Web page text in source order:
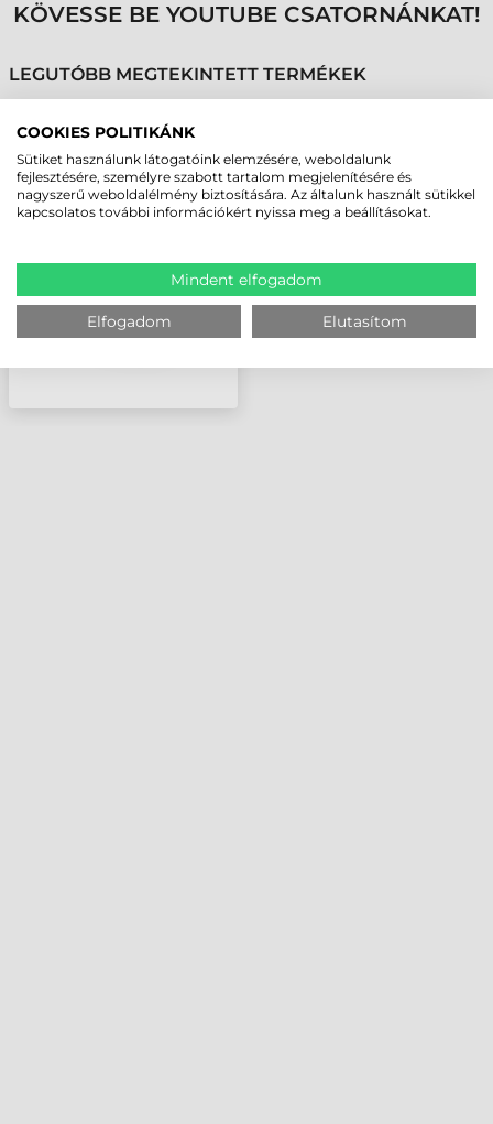
KÖVESSE BE YOUTUBE CSATORNÁNKAT!
LEGUTÓBB MEGTEKINTETT TERMÉKEK
DATALOGIC
KOMMUNIKÁCIÓS
DOKKOLÓ, TÖLTŐ,
ÁLLVÁNY, 910 MHZ,
WAND
COOKIES POLITIKÁNK
Sütiket használunk látogatóink elemzésére, weboldalunk
fejlesztésére, személyre szabott tartalom megjelenítésére és
nagyszerű weboldalélmény biztosítására. Az általunk használt sütikkel
kapcsolatos további információkért nyissa meg a beállításokat.
Mindent elfogadom
Elfogadom Elutasítom